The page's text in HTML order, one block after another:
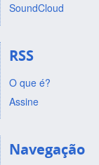
SoundCloud
RSS
O que é?
Assine
Navegação